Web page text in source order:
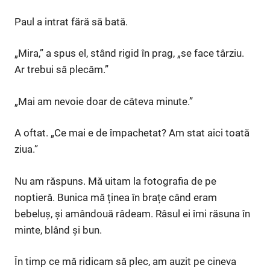
Paul a intrat fără să bată.
„Mira,” a spus el, stând rigid în prag, „se face târziu.
Ar trebui să plecăm.”
„Mai am nevoie doar de câteva minute.”
A oftat. „Ce mai e de împachetat? Am stat aici toată
ziua.”
Nu am răspuns. Mă uitam la fotografia de pe
noptieră. Bunica mă ținea în brațe când eram
bebeluș, și amândouă râdeam. Râsul ei îmi răsuna în
minte, blând și bun.
În timp ce mă ridicam să plec, am auzit pe cineva